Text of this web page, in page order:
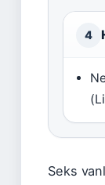
4
Seks